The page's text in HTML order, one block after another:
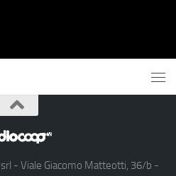
- Viale Giacomo Matteotti, 36/b -